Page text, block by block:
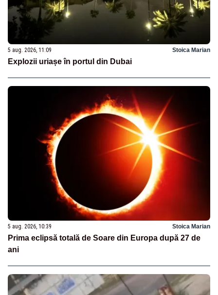
5 aug. 2026, 11:09 Stoica Marian
Explozii uriașe în portul din Dubai
5 aug. 2026, 10:39 Stoica Marian
Prima eclipsă totală de Soare din Europa după 27 de
ani